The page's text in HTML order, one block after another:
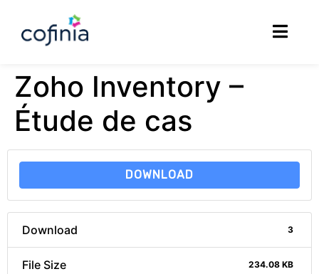
Zoho Inventory –
Étude de cas
DOWNLOAD
Download 3
File Size 234.08 KB